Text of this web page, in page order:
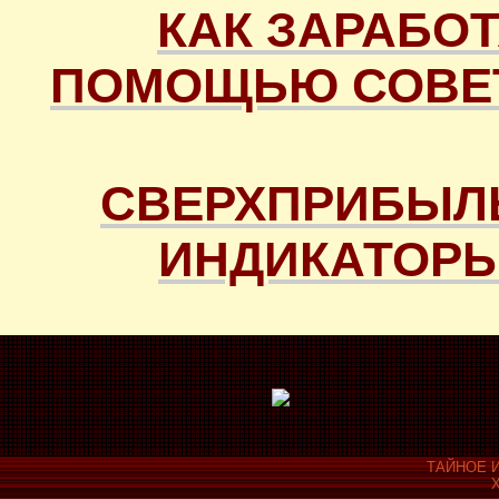
КАК
ПОМОЩЬЮ
ТАЙНОЕ